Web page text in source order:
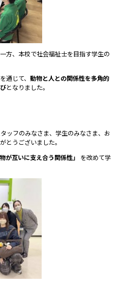
方、本校で社会福祉士を目指す学生の
通じて、 動物と人との関係性を多角的
となりました。
ッフのみなさま、学生のみなさま、お
とうございました。
が互いに支え合う関係性」
を改めて学